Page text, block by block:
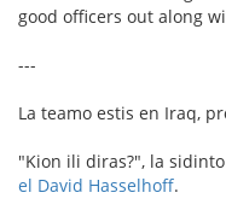
good officers out along
---
La teamo estis en Iraq,
"Kion ili diras?", la
el David Hasselhoff.